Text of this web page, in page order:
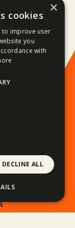
mi pedig
világából.
és
11.
5254
×
cookies
to improve user
you
with
DECLINE ALL